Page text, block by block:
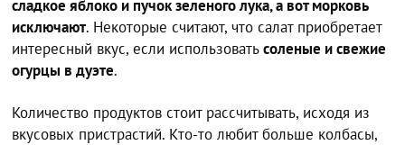
сладкое яблоко и пучок зеленого лука, а вот морковь
исключают. Некоторые считают, что салат приобретает
интересный вкус, если использоватьсоленые и свежие
огурцы в дуэте.
Количество продуктов стоит рассчитывать, исходя из
вкусовых пристрастий. Кто-то любит больше колбасы,